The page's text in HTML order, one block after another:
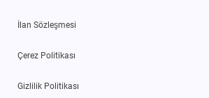
İlan Sözleşmesi
Çerez Politikası
Gizlilik Politikası